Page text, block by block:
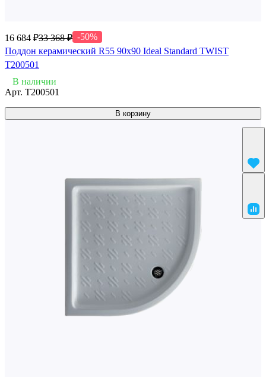
16 684 ₽33 368 ₽ -50%
Поддон керамический R55 90x90 Ideal Standard TWIST
T200501
В наличии
Арт. T200501
В корзину